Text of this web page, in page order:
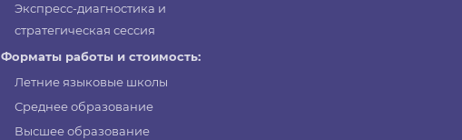
Экспресс-диагностика и
стратегическая сессия
Форматы работы и стоимость:
Летние языковые школы
Среднее образование
Высшее образование